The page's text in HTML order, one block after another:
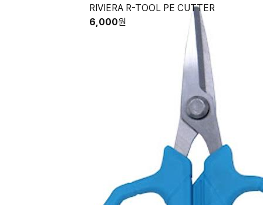
RIVIERA R-TOOL PE CUTTER
6,000원